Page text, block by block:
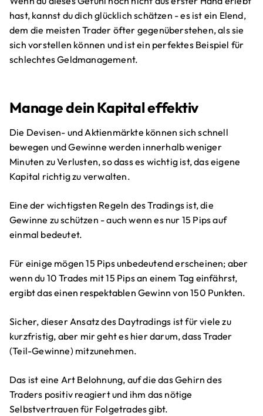
hast, kannst du dich glücklich schätzen - es ist ein Elend,
dem die meisten Trader öfter gegenüberstehen, als sie
sich vorstellen können und ist ein perfektes Beispiel für
schlechtes Geldmanagement.
Manage dein Kapital effektiv
Die Devisen- und Aktienmärkte können sich schnell
bewegen und Gewinne werden innerhalb weniger
Minuten zu Verlusten, so dass es wichtig ist, das eigene
Kapital richtig zu verwalten.
Eine der wichtigsten Regeln des Tradings ist, die
Gewinne zu schützen - auch wenn es nur 15 Pips auf
einmal bedeutet.
Für einige mögen 15 Pips unbedeutend erscheinen; aber
wenn du 10 Trades mit 15 Pips an einem Tag einfährst,
ergibt das einen respektablen Gewinn von 150 Punkten.
Sicher, dieser Ansatz des Daytradings ist für viele zu
kurzfristig, aber mir geht es hier darum, dass Trader
(Teil-Gewinne) mitzunehmen.
Das ist eine Art Belohnung, auf die das Gehirn des
Traders positiv reagiert und ihm das nötige
Selbstvertrauen für Folgetrades gibt.